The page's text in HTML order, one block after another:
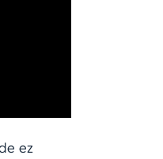
ez